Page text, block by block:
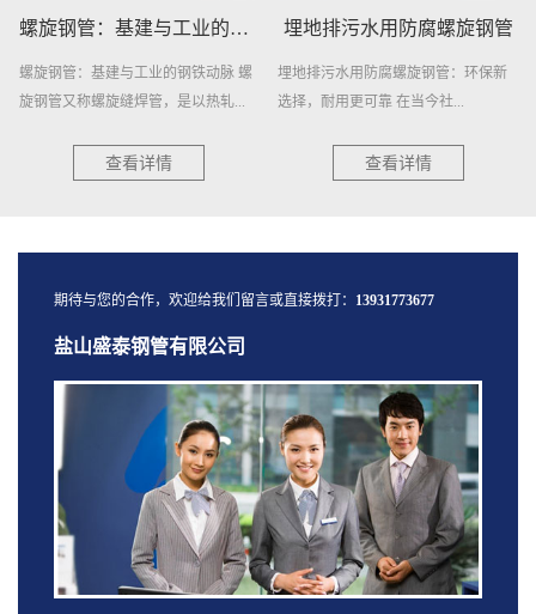
埋地排污水用防腐螺旋钢管
埋地排污水用防腐螺旋钢管：环保新
选择，耐用更可靠 在当今社...
查看详情
埋地给水用防腐螺旋钢管
埋地给水用防腐螺旋钢管，作为一种
高效且耐用的管道材料，近年来在各...
查看详情
期待与您的合作，欢迎给我们留言或直接拨打： 13931773677
盐山盛泰钢管有限公司